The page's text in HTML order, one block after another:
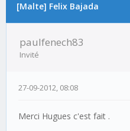
[Malte] Felix Bajada
paulfenech83
Invité
27-09-2012, 08:08
Merci Hugues c'est fait .